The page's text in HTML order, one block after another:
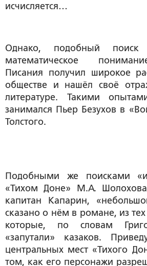
Однако, подобный поиск
математическое
Писания получил широкое
обществе и нашёл своё
литературе. Такими
занимался Пьер Безухов в
Подобными же поисками
«Тихом Доне» М.А.
капитан Капарин,
сказано о нём в романе, из
которые, по словам
«запутали» казаков.
центральных мест «Тихого
том, как его персонажи